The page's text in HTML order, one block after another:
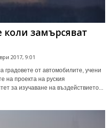
замърсяват
2017, 9:01
градовете от автомобилите, учени
на проекта на руския
за изучаване на въздействието...